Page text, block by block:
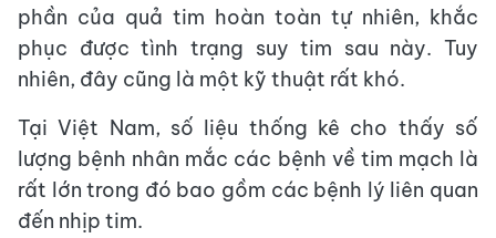
phần của quả tim hoàn toàn tự nhiên, khắc
phục được tình trạng suy tim sau này. Tuy
nhiên, đây cũng là một kỹ thuật rất khó.
Tại Việt Nam, số liệu thống kê cho thấy số
lượng bệnh nhân mắc các bệnh về tim mạch là
rất lớn trong đó bao gồm các bệnh lý liên quan
đến nhịp tim.